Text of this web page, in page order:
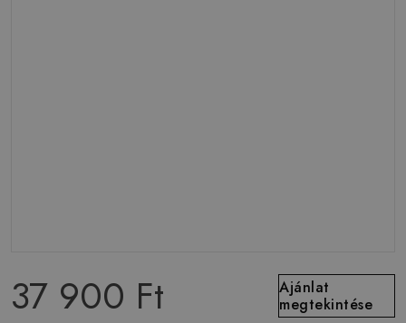
37 900 Ft
Ajánlat
megtekintése